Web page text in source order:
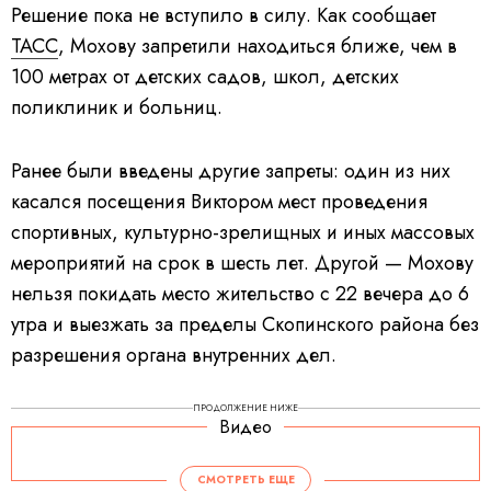
Решение пока не вступило в силу. Как сообщает
ТАСС, Мохову запретили находиться ближе, чем в
100 метрах от детских садов, школ, детских
поликлиник и больниц.
Ранее были введены другие запреты: один из них
касался посещения Виктором мест проведения
спортивных, культурно-зрелищных и иных массовых
мероприятий на срок в шесть лет. Другой — Мохову
нельзя покидать место жительство с 22 вечера до 6
утра и выезжать за пределы Скопинского района без
разрешения органа внутренних дел.
ПРОДОЛЖЕНИЕ НИЖЕ
Видео
СМОТРЕТЬ ЕЩЕ